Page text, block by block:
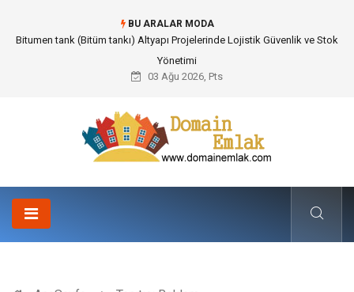
BU ARALAR MODA
Bitumen tank (Bitüm tankı) Altyapı Projelerinde Lojistik Güvenlik ve Stok
Yönetimi
03 Ağu 2026, Pts